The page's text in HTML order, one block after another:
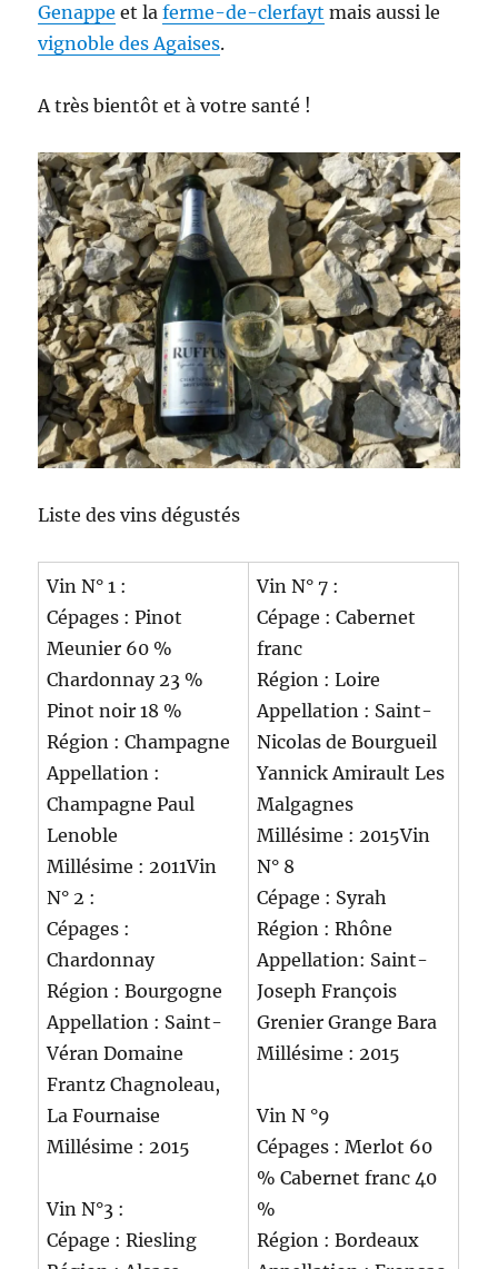
Genappe et laferme-de-clerfayt mais aussi le
vignoble des Agaises.
A très bientôt et à votre santé !
Liste des vins dégustés
Vin N° 1 :
Cépages : Pinot
Meunier 60 %
Chardonnay 23 %
Pinot noir 18 %
Région : Champagne
Appellation :
Champagne Paul
Lenoble
Millésime : 2011Vin
N° 2 :
Cépages :
Chardonnay
Région : Bourgogne
Appellation : Saint-
Véran Domaine
Frantz Chagnoleau,
La Fournaise
Millésime : 2015
Vin N°3 :
Cépage : Riesling
Vin N° 7 :
Cépage : Cabernet
franc
Région : Loire
Appellation : Saint-
Nicolas de Bourgueil
Yannick Amirault Les
Malgagnes
Millésime : 2015Vin
N° 8
Cépage : Syrah
Région : Rhône
Appellation: Saint-
Joseph François
Grenier Grange Bara
Millésime : 2015
Vin N °9
Cépages : Merlot 60
% Cabernet franc 40
%
Région : Bordeaux